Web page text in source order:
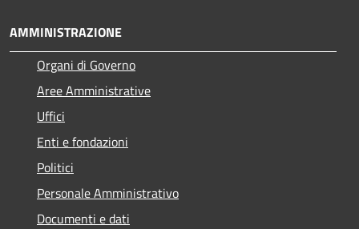
AMMINISTRAZIONE
Organi di Governo
Aree Amministrative
Uffici
Enti e fondazioni
Politici
Personale Amministrativo
Documenti e dati